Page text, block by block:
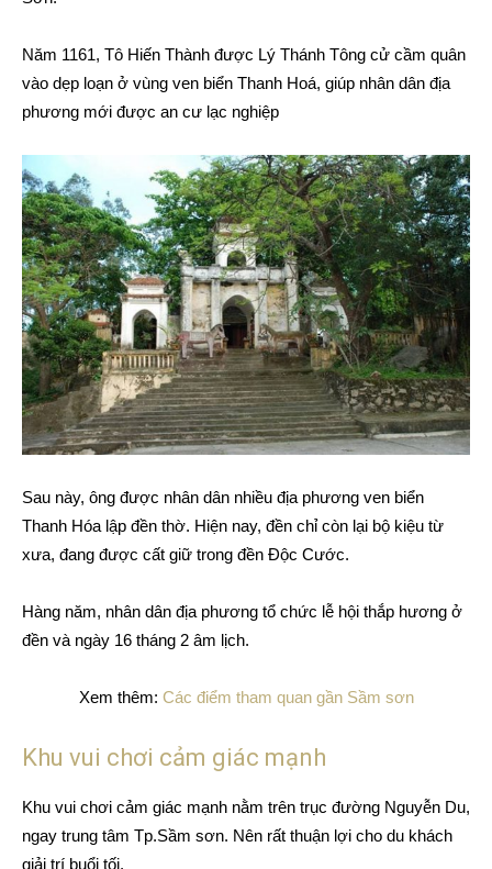
Năm 1161, Tô Hiến Thành được Lý Thánh Tông cử cầm quân
vào dẹp loạn ở vùng ven biển Thanh Hoá, giúp nhân dân địa
phương mới được an cư lạc nghiệp
Sau này, ông được nhân dân nhiều địa phương ven biển
Thanh Hóa lập đền thờ. Hiện nay, đền chỉ còn lại bộ kiệu từ
xưa, đang được cất giữ trong đền Độc Cước.
Hàng năm, nhân dân địa phương tổ chức lễ hội thắp hương ở
đền và ngày 16 tháng 2 âm lịch.
Xem thêm: Các điểm tham quan gần Sầm sơn
Khu vui chơi cảm giác mạnh
Khu vui chơi cảm giác mạnh nằm trên trục đường Nguyễn Du,
ngay trung tâm Tp.Sầm sơn. Nên rất thuận lợi cho du khách
giải trí buổi tối.